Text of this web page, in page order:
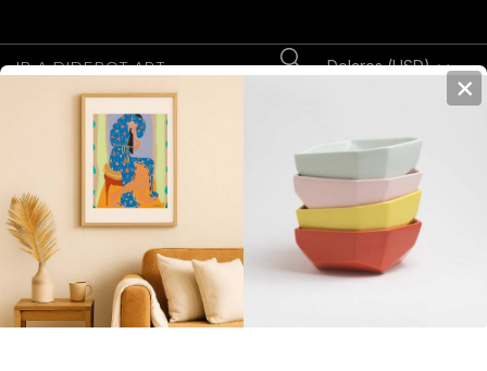
IR A DIDEROT.ART Dolares (USD)
Fine Art Prints >
Fine Art Print Enmarcado, Opio, 42 x 30
cm, Santiago Paredes
×